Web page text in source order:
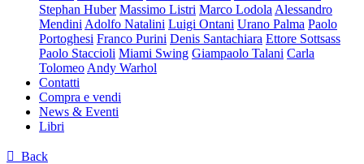
Stephan Huber Massimo Listri Marco Lodola Alessandro
Mendini Adolfo Natalini Luigi Ontani Urano Palma Paolo
Portoghesi Franco Purini Denis Santachiara Ettore Sottsass
Paolo Staccioli Miami Swing Giampaolo Talani Carla
Tolomeo Andy Warhol
Contatti
Compra e vendi
News & Eventi
Libri
 Back